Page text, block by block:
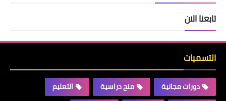
تابعنا الان
التسميات
دورات مجانية منح دراسية
التعليم